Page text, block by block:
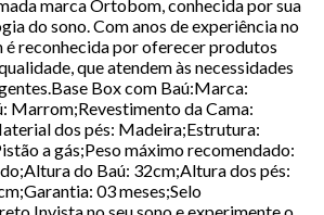
marca Ortobom, conhecida por sua
do sono. Com anos de experiência no
reconhecida por oferecer produtos
que atendem às necessidades
Box com Baú:Marca:
Marrom;Revestimento da Cama:
dos pés: Madeira;Estrutura:
a gás;Peso máximo recomendado:
do Baú: 32cm;Altura dos pés:
03 meses;Selo